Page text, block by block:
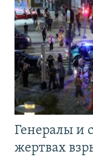
Генералы и
жертвах